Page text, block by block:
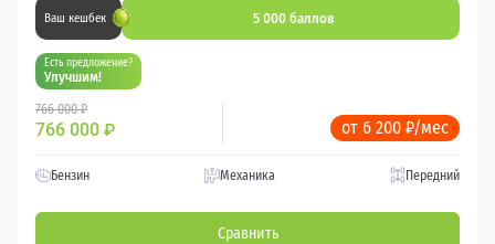
Ваш кешбек 5 000 баллов
Есть предложение?
Улучшим!
766 000 ₽
766 000 ₽ от 6 200 ₽/мес
Бензин Механика Передний
Сравнить